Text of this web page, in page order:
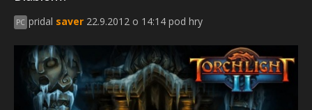
PC pridal saver 22.9.2012 o 14:14 pod hry